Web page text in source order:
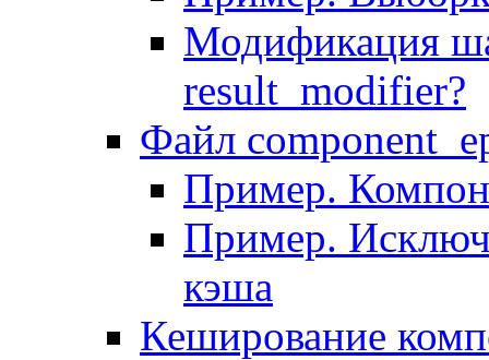
Модификация
result_modifier?
Файл
Пример.
Пример.
кэша
Кеширование